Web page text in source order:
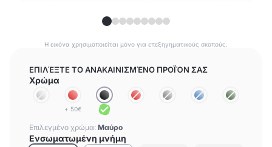
Η εικόνα χρησιμοποιείται μόνο για επεξηγηματικούς σκοπούς.
ΕΠΙΛΈΞΤΕ ΤΟ ΑΝΑΚΑΙΝΙΣΜΈΝΟ ΠΡΟΪΌΝ ΣΑΣ
Χρώμα
+ 50€
Επιλεγμένο χρώμα: Μαύρο
Ενσωματωμένη μνήμη